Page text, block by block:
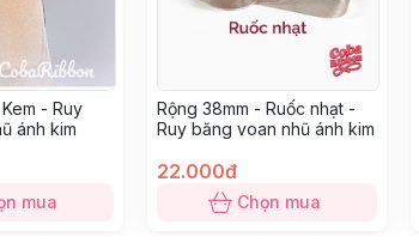
- Ruy
ánh kim
mua
Rộng 38mm - Ruốc nhạt -
Ruy băng voan nhũ ánh kim
22.000đ
Chọn mua